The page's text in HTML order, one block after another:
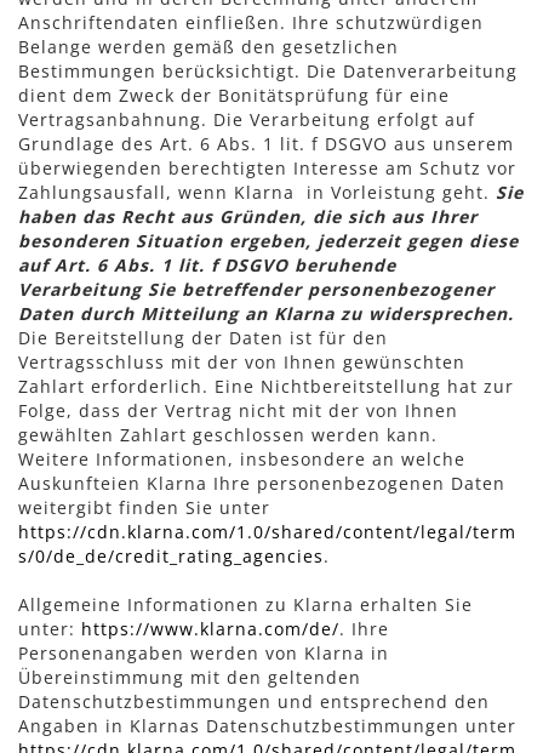
Anschriftendaten einfließen. Ihre schutzwürdigen
Belange werden gemäß den gesetzlichen
Bestimmungen berücksichtigt. Die Datenverarbeitung
dient dem Zweck der Bonitätsprüfung für eine
Vertragsanbahnung. Die Verarbeitung erfolgt auf
Grundlage des Art. 6 Abs. 1 lit. f DSGVO aus unserem
überwiegenden berechtigten Interesse am Schutz vor
Zahlungsausfall, wenn Klarna in Vorleistung geht. Sie
haben das Recht aus Gründen, die sich aus Ihrer
besonderen Situation ergeben, jederzeit gegen diese
auf Art. 6 Abs. 1 lit. f DSGVO beruhende
Verarbeitung Sie betreffender personenbezogener
Daten durch Mitteilung an Klarna zu widersprechen.
Die Bereitstellung der Daten ist für den
Vertragsschluss mit der von Ihnen gewünschten
Zahlart erforderlich. Eine Nichtbereitstellung hat zur
Folge, dass der Vertrag nicht mit der von Ihnen
gewählten Zahlart geschlossen werden kann.
Weitere Informationen, insbesondere an welche
Auskunfteien Klarna Ihre personenbezogenen Daten
weitergibt finden Sie unter
https://cdn.klarna.com/1.0/shared/content/legal/term
s/0/de_de/credit_rating_agencies.
Allgemeine Informationen zu Klarna erhalten Sie
unter: https://www.klarna.com/de/. Ihre
Personenangaben werden von Klarna in
Übereinstimmung mit den geltenden
Datenschutzbestimmungen und entsprechend den
Angaben in Klarnas Datenschutzbestimmungen unter